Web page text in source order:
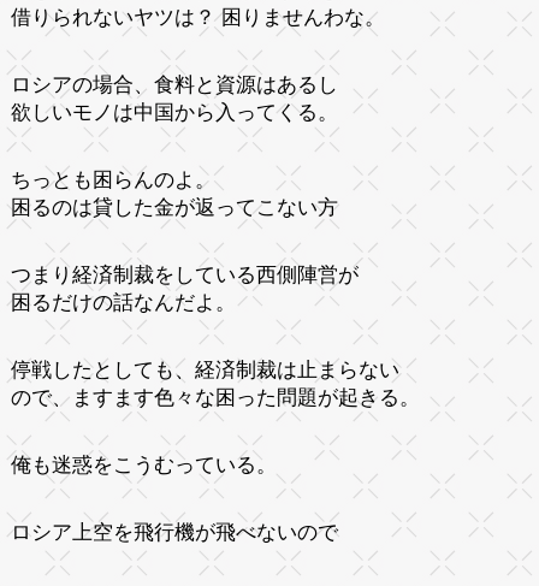
借りられないヤツは？ 困りませんわな。
ロシアの場合、食料と資源はあるし
欲しいモノは中国から入ってくる。
ちっとも困らんのよ。
困るのは貸した金が返ってこない方
つまり経済制裁をしている西側陣営が
困るだけの話なんだよ。
停戦したとしても、経済制裁は止まらない
ので、ますます色々な困った問題が起きる。
俺も迷惑をこうむっている。
ロシア上空を飛行機が飛べないので